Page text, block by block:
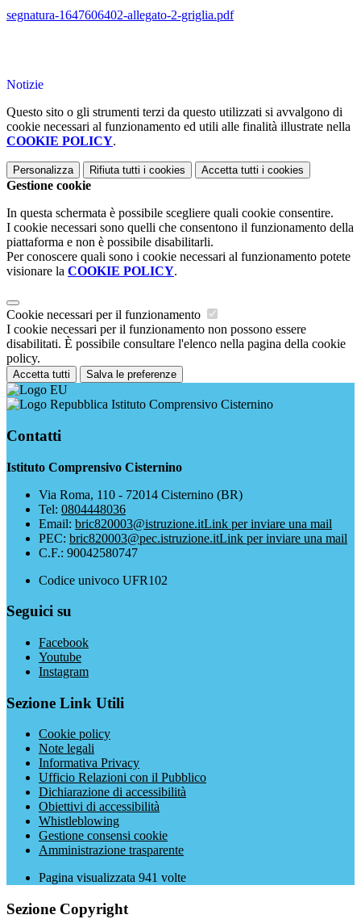
segnatura-1647606402-allegato-2-griglia.pdf
Notizie
Questo sito o gli strumenti terzi da questo utilizzati si avvalgono di
cookie necessari al funzionamento ed utili alle finalità illustrate nella
COOKIE POLICY.
Personalizza Rifiuta tutti i cookies Accetta tutti i cookies
Gestione cookie
In questa schermata è possibile scegliere quali cookie consentire.
I cookie necessari sono quelli che consentono il funzionamento della
piattaforma e non è possibile disabilitarli.
Per conoscere quali sono i cookie necessari al funzionamento potete
visionare la COOKIE POLICY.
Cookie necessari per il funzionamento
I cookie necessari per il funzionamento non possono essere
disabilitati. È possibile consultare l'elenco nella pagina della cookie
policy.
Accetta tutti Salva le preferenze
Istituto Comprensivo Cisternino
Contatti
Istituto Comprensivo Cisternino
Via Roma, 110 - 72014 Cisternino (BR)
Tel: 0804448036
Email: bric820003@istruzione.itLink per inviare una mail
PEC: bric820003@pec.istruzione.itLink per inviare una mail
C.F.: 90042580747
Codice univoco UFR102
Seguici su
Facebook
Youtube
Instagram
Sezione Link Utili
Cookie policy
Note legali
Informativa Privacy
Ufficio Relazioni con il Pubblico
Dichiarazione di accessibilità
Obiettivi di accessibilità
Whistleblowing
Gestione consensi cookie
Amministrazione trasparente
Pagina visualizzata 941 volte
Sezione Copyright